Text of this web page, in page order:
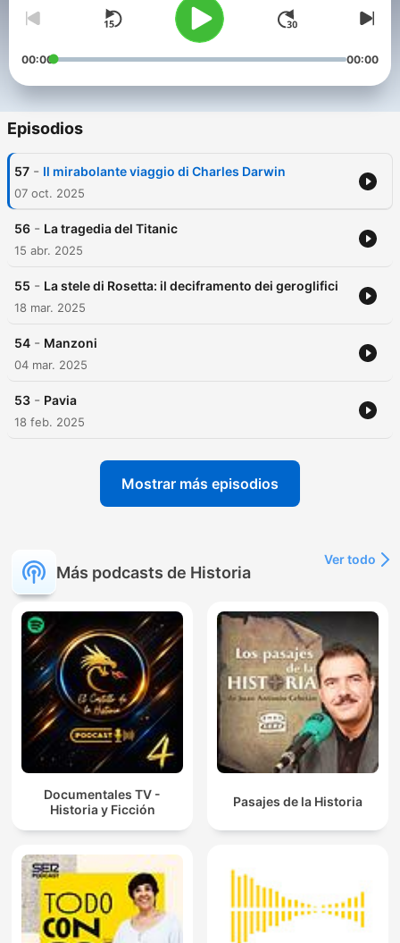
00:00 00:00
Episodios
57 - Il mirabolante viaggio di Charles Darwin
07 oct. 2025
56 - La tragedia del Titanic
15 abr. 2025
55 - La stele di Rosetta: il deciframento dei geroglifici
18 mar. 2025
54 - Manzoni
04 mar. 2025
53 - Pavia
18 feb. 2025
Mostrar más episodios
Más podcasts de Historia
Ver todo
Documentales TV -
Historia y Ficción
Pasajes de la Historia